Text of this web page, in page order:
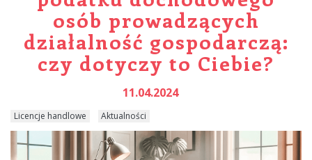
osób prowadzących
działalność gospodarczą:
czy dotyczy to Ciebie?
11.04.2024
Licencje handlowe Aktualności